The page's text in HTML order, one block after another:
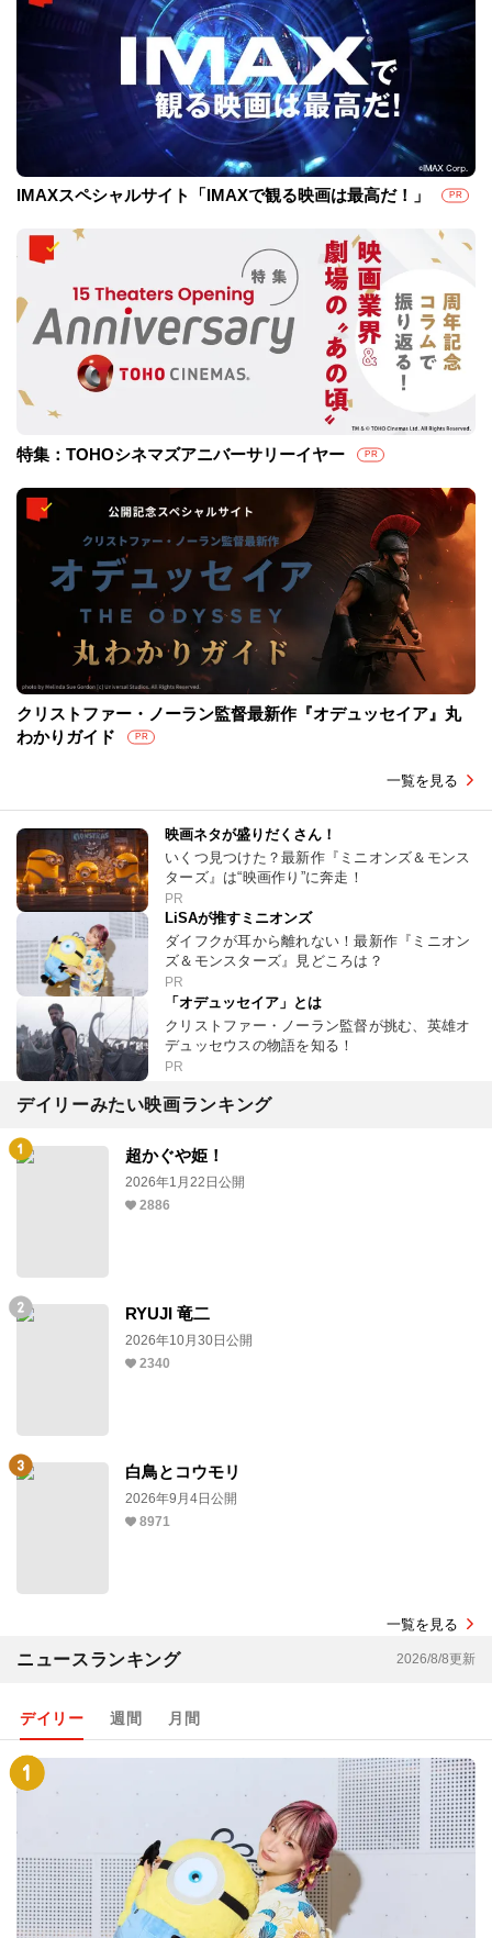
IMAXスペシャルサイト「IMAXで観る映画は最高だ！」 PR
特集：TOHOシネマズアニバーサリーイヤー PR
クリストファー・ノーラン監督最新作『オデュッセイア』丸
わかりガイド
PR
一覧を見る
映画ネタが盛りだくさん！
いくつ見つけた？最新作『ミニオンズ＆モンス
ターズ』は“映画作り”に奔走！
PR
LiSAが推すミニオンズ
ダイフクが耳から離れない！最新作『ミニオン
ズ＆モンスターズ』見どころは？
PR
「オデュッセイア」とは
クリストファー・ノーラン監督が挑む、英雄オ
デュッセウスの物語を知る！
PR
デイリーみたい映画ランキング
超かぐや姫！
2026年1月22日公開
2886
RYUJI 竜二
2026年10月30日公開
2340
白鳥とコウモリ
2026年9月4日公開
8971
一覧を見る
ニュースランキング 2026/8/8更新
デイリー 週間 月間